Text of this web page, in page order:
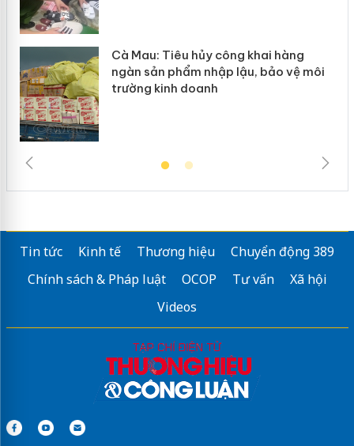
Cà Mau: Tiêu hủy công khai hàng
ngàn sản phẩm nhập lậu, bảo vệ môi
trường kinh doanh
Tin tức Kinh tế Thương hiệu
Chuyển động 389
Chính sách & Pháp luật
OCOP Tư vấn
Xã hội
Videos